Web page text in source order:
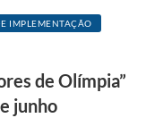
IMPLEMENTAÇÃO
de Olímpia”
junho